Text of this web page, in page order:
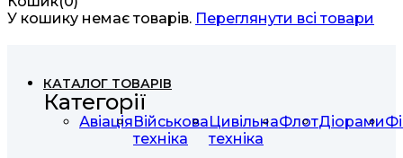
У кошику немає товарів. Переглянути всі товари
КАТАЛОГ ТОВАРІВ
Категорії
АвіаціяВійськова
техніка
Цивільна
техніка
ФлотДіорами